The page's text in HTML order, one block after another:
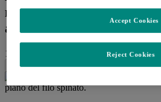
malattie cardiovascolari
asilo
17.12.2024 Popular Science
Share this
Reject Cookies
Accept Cookies